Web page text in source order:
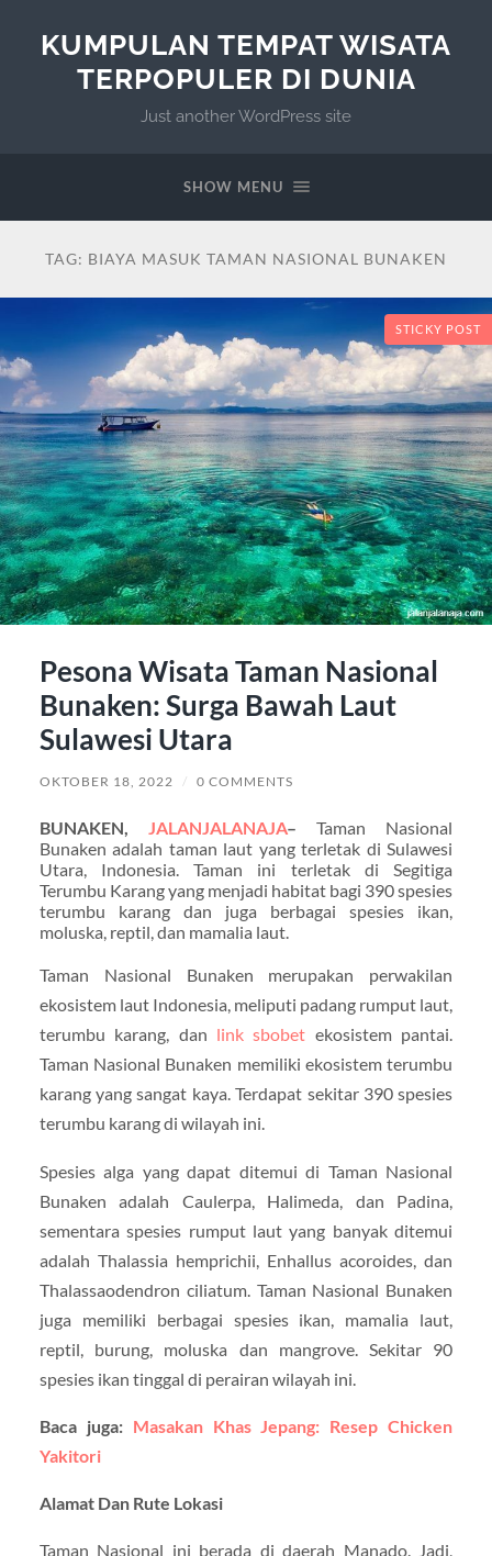
KUMPULAN TEMPAT WISATA
TERPOPULER DI DUNIA
Just another WordPress site
SHOW MENU
TAG: BIAYA MASUK TAMAN NASIONAL BUNAKEN
STICKY POST
Pesona Wisata Taman Nasional
Bunaken: Surga Bawah Laut
Sulawesi Utara
OKTOBER 18, 2022 / 0 COMMENTS
BUNAKEN, JALANJALANAJA– Taman Nasional
Bunaken adalah taman laut yang terletak di Sulawesi
Utara, Indonesia. Taman ini terletak di Segitiga
Terumbu Karang yang menjadi habitat bagi 390 spesies
terumbu karang dan juga berbagai spesies ikan,
moluska, reptil, dan mamalia laut.
Taman Nasional Bunaken merupakan perwakilan
ekosistem laut Indonesia, meliputi padang rumput laut,
terumbu karang, dan link sbobet ekosistem pantai.
Taman Nasional Bunaken memiliki ekosistem terumbu
karang yang sangat kaya. Terdapat sekitar 390 spesies
terumbu karang di wilayah ini.
Spesies alga yang dapat ditemui di Taman Nasional
Bunaken adalah Caulerpa, Halimeda, dan Padina,
sementara spesies rumput laut yang banyak ditemui
adalah Thalassia hemprichii, Enhallus acoroides, dan
Thalassaodendron ciliatum. Taman Nasional Bunaken
juga memiliki berbagai spesies ikan, mamalia laut,
reptil, burung, moluska dan mangrove. Sekitar 90
spesies ikan tinggal di perairan wilayah ini.
Baca juga: Masakan Khas Jepang: Resep Chicken
Yakitori
Alamat Dan Rute Lokasi
Taman Nasional ini berada di daerah Manado. Jadi,